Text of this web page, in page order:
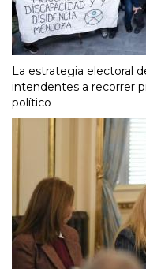
La estrategia electoral
intendentes a recorrer
político